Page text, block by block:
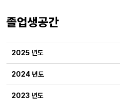
졸업생공간
2025 년도
2024 년도
2023 년도